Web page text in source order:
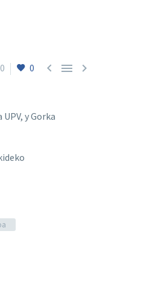
0 0   
y Gorka